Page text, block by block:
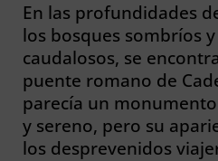
En las profundidades
los bosques sombríos
caudalosos, se
puente romano de
parecía un
y sereno, pero su
los desprevenidos